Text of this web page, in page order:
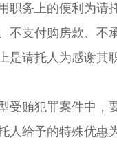
职务上的便利为
不支付购房款、
是请托人为感谢其
受贿犯罪案件中
人给予的特殊优惠